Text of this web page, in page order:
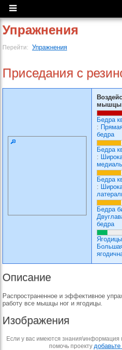
Упражнения
Перейти: Упражнения
Приседания с
Бедра
:
бедра
Бедра
:
Бедра
:
Бедра
бедра
Ягодицы
Описание
Распространенное и эффективное
работу все мышцы ног и ягодицы.
Изображения
Если у вас имеются знания\информация
помочь проекту